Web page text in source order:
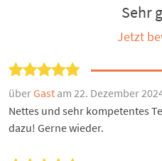
Sehr
Jetzt
überGast am 22. Dezember
Nettes und sehr kompetentes
dazu! Gerne wieder.